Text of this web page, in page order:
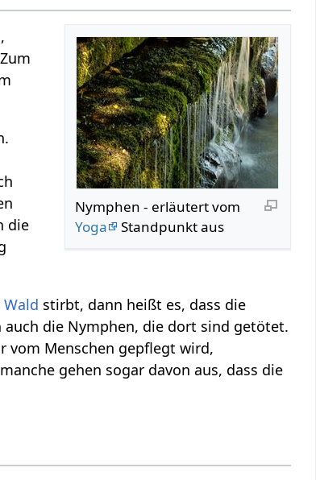
Nymphen - erläutert vom
Yoga
Standpunkt aus
die
Wald stirbt, dann heißt es, dass die
die Nymphen, die dort sind getötet.
vom Menschen gepflegt wird,
gehen sogar davon aus, dass die